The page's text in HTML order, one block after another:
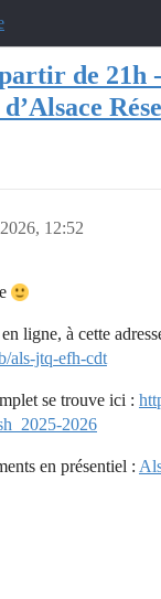
de 21h
12:52
ligne, à cette
als-jtq-efh-cdt
se trouve ici :
2026
en présentiel :